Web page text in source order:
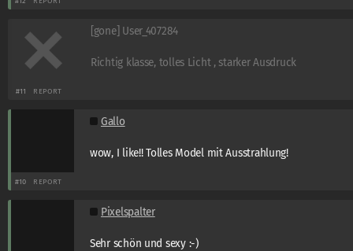
[gone] User_407284
Richtig klasse, tolles Licht , starker Ausdruck
#11 REPORT
Gallo
wow, I like!! Tolles Model mit Ausstrahlung!
#10 REPORT
Pixelspalter
Sehr schön und sexy :-)